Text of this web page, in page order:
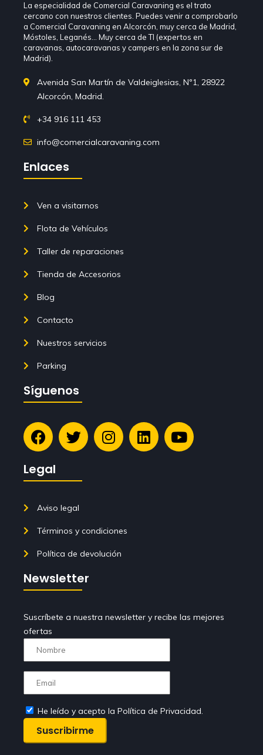
La especialidad de Comercial Caravaning es el trato
cercano con nuestros clientes. Puedes venir a comprobarlo
a Comercial Caravaning en Alcorcón, muy cerca de Madrid,
Móstoles, Leganés… Muy cerca de TI (expertos en
caravanas, autocaravanas y campers en la zona sur de
Madrid).
Avenida San Martín de Valdeiglesias, Nº1, 28922
Alcorcón, Madrid.
+34 916 111 453
info@comercialcaravaning.com
Enlaces
Ven a visitarnos
Flota de Vehículos
Taller de reparaciones
Tienda de Accesorios
Blog
Contacto
Nuestros servicios
Parking
Síguenos
Legal
Aviso legal
Términos y condiciones
Política de devolución
Newsletter
Suscríbete a nuestra newsletter y recibe las mejores
ofertas
He leído y acepto la Política de Privacidad.